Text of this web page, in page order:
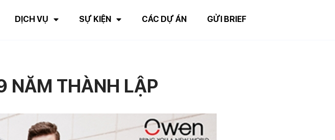
DỊCH VỤ SỰ KIỆN CÁC DỰ ÁN GỬI BRIEF
NĂM THÀNH LẬP